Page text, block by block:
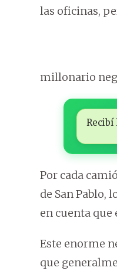
las oficinas,
millonario
Recibí
Por cada
de San Pablo,
en cuenta que
Este enorme
que